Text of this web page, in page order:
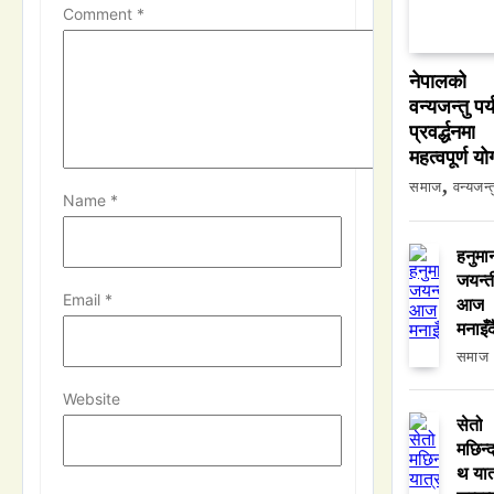
Comment *
Name *
Email *
Website
नेपालको
वन्यजन्तु
प्रवर्द्धनमा
महत्वपूर्ण
समाज
आज
समाज
सेतो
थ